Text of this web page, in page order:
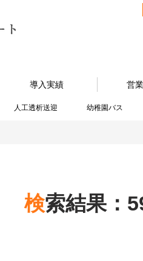
導入実績 営
人工透析送迎 幼稚園バス
検索結果：